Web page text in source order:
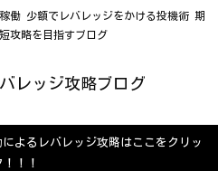
働 少額でレバレッジをかける投機術 期
攻略を目指すブログ
レッジ攻略ブログ
よるレバレッジ攻略はここをクリッ
！！！